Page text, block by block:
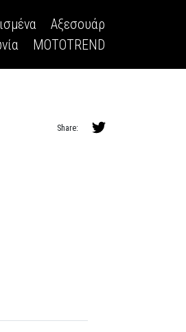
Αξεσουάρ
MOTOTREND
Share: